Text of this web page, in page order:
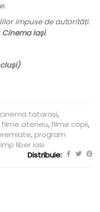
impuse de autorități.
Cinema Iași.
cinema tatarasi,
filme ateneu, filme copii,
,program
liber iasi
Distribuie: